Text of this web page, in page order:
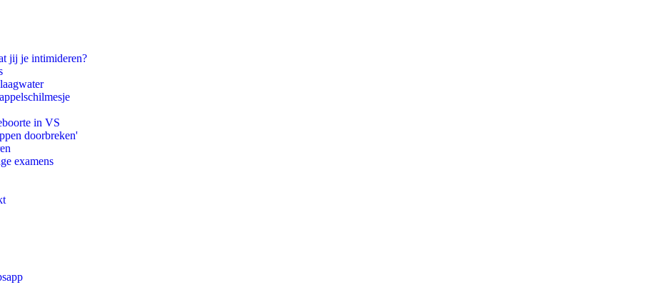
jij je intimideren?
in VS
doorbreken'
examens